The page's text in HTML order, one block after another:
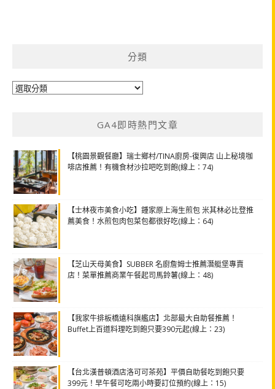
分類
分
GA4即時熱門文章
【桃園景觀餐廳】瑞士鄉村/TINA廚房-復興店 山上秘境咖
啡店推薦！有機食材沙拉吧吃到飽(線上：74)
【士林夜市美食小吃】鍾家原上海生煎包 米其林必比登推
薦美食！水煎包肉包菜包都很好吃(線上：64)
【芝山天母美食】SUBBER 名廚詹姆士推薦潛艇堡專賣
店！菜單推薦商業午餐起司馬鈴薯(線上：48)
【我家牛排板橋遠科旗艦店】北部最大自助餐推薦！
Buffet上百道料理吃到飽只要390元起(線上：23)
【台北漢普頓酒店洛可可茶苑】平價自助餐吃到飽只要
399元！早午餐可吃兩小時要訂位預約(線上：15)